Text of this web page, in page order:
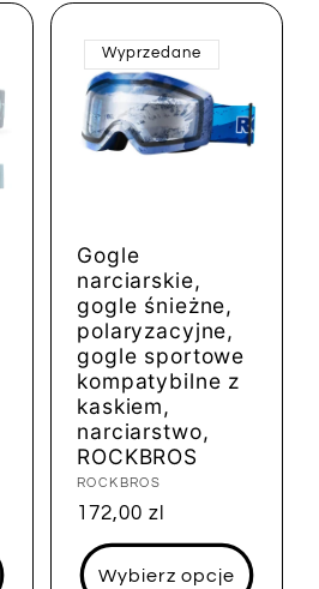
Wyprzedane
Gogle
narciarskie,
gogle śnieżne,
polaryzacyjne,
gogle sportowe
kompatybilne z
kaskiem,
narciarstwo,
ROCKBROS
Dostawca:
ROCKBROS
Cena
regularna
172,00 zl
Wybierz opcje